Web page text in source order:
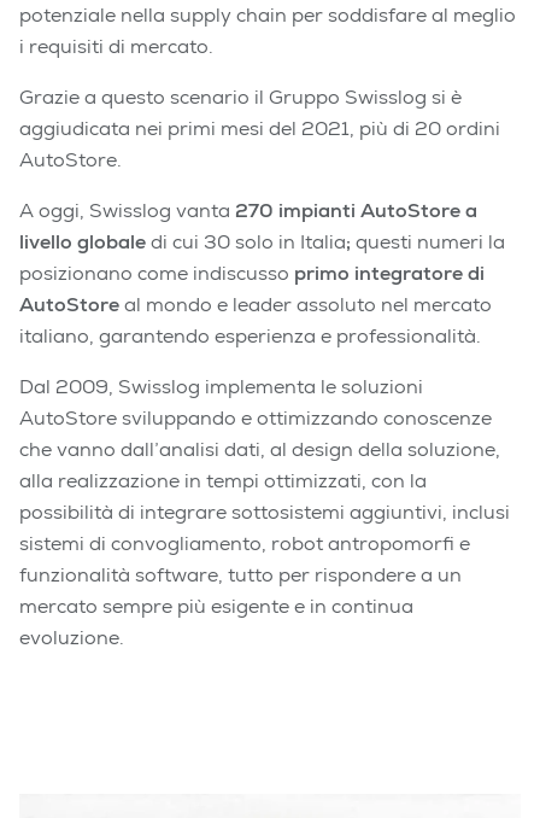
potenziale nella supply chain per soddisfare al meglio
i requisiti di mercato.
Grazie a questo scenario il Gruppo Swisslog si è
aggiudicata nei primi mesi del 2021, più di 20 ordini
AutoStore.
A oggi, Swisslog vanta 270 impianti AutoStore a
livello globaledi cui 30 solo in Italia; questi numeri la
posizionano come indiscusso primo integratore di
AutoStoreal mondo e leader assoluto nel mercato
italiano, garantendo esperienza e professionalità.
Dal 2009, Swisslog implementa le soluzioni
AutoStore sviluppando e ottimizzando conoscenze
che vanno dall’analisi dati, al design della soluzione,
alla realizzazione in tempi ottimizzati, con la
possibilità di integrare sottosistemi aggiuntivi, inclusi
sistemi di convogliamento, robot antropomorfi e
funzionalità software, tutto per rispondere a un
mercato sempre più esigente e in continua
evoluzione.